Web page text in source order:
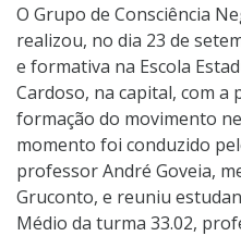
O Grupo de Consciência
realizou, no dia 23 de
e formativa na Escola
Cardoso, na capital, com a
formação do movimento
momento foi conduzido
professor André Goveia,
Gruconto, e reuniu
Médio da turma 33.02,